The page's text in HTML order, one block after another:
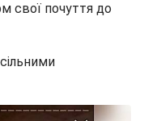
свої почуття до